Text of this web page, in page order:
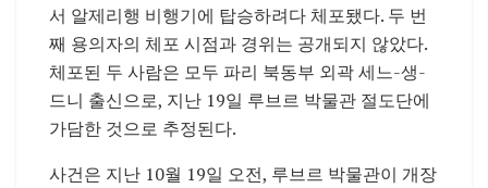
서 알제리행 비행기에 탑승하려다 체포됐다. 두 번
째 용의자의 체포 시점과 경위는 공개되지 않았다.
체포된 두 사람은 모두 파리 북동부 외곽 세느-생-
드니 출신으로, 지난 19일 루브르 박물관 절도단에
가담한 것으로 추정된다.
사건은 지난 10월 19일 오전, 루브르 박물관이 개장